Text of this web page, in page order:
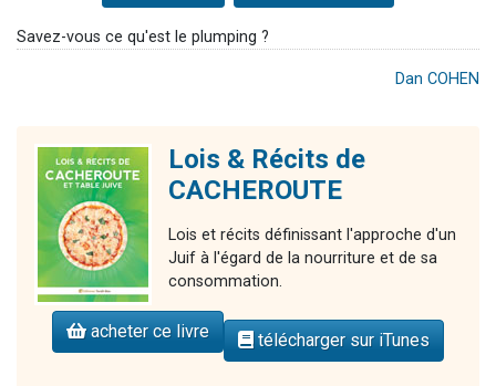
Savez-vous ce qu'est le plumping ?
Dan COHEN
Lois & Récits de
CACHEROUTE
Lois et récits définissant l'approche d'un
Juif à l'égard de la nourriture et de sa
consommation.
acheter ce livre télécharger sur iTunes